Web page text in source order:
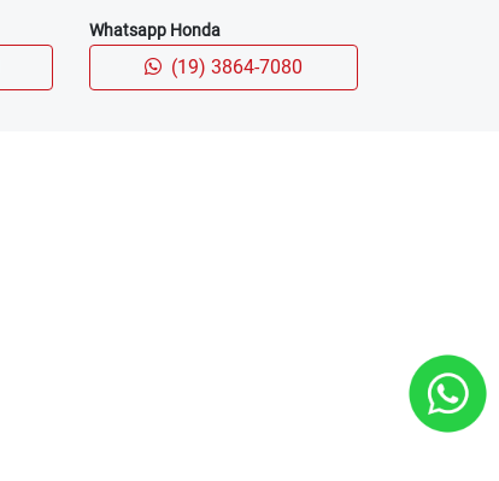
Whatsapp Honda
(19) 3864-7080